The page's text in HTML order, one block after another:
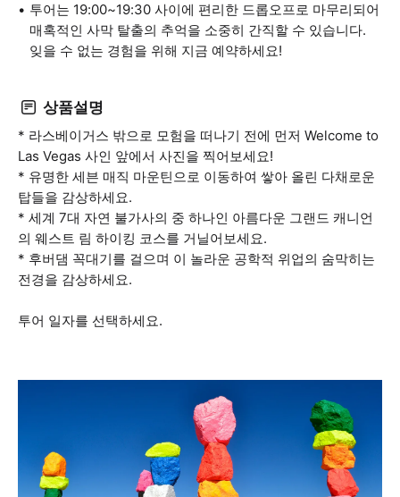
투어는 19:00~19:30 사이에 편리한 드롭오프로 마무리되어
매혹적인 사막 탈출의 추억을 소중히 간직할 수 있습니다.
잊을 수 없는 경험을 위해 지금 예약하세요!
상품설명
* 라스베이거스 밖으로 모험을 떠나기 전에 먼저 Welcome to
Las Vegas 사인 앞에서 사진을 찍어보세요!
* 유명한 세븐 매직 마운틴으로 이동하여 쌓아 올린 다채로운
탑들을 감상하세요.
* 세계 7대 자연 불가사의 중 하나인 아름다운 그랜드 캐니언
의 웨스트 림 하이킹 코스를 거닐어보세요.
* 후버댐 꼭대기를 걸으며 이 놀라운 공학적 위업의 숨막히는
전경을 감상하세요.
투어 일자를 선택하세요.